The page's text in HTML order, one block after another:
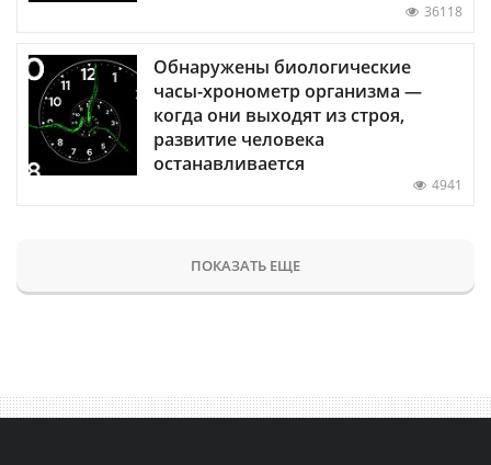
36118
Обнаружены биологические
часы-хронометр организма —
когда они выходят из строя,
развитие человека
останавливается
4941
ПОКАЗАТЬ ЕЩЕ